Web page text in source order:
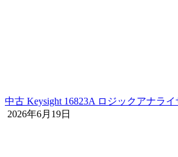
中古 Keysight 16823A ロジックアナラ
2026年6月19日